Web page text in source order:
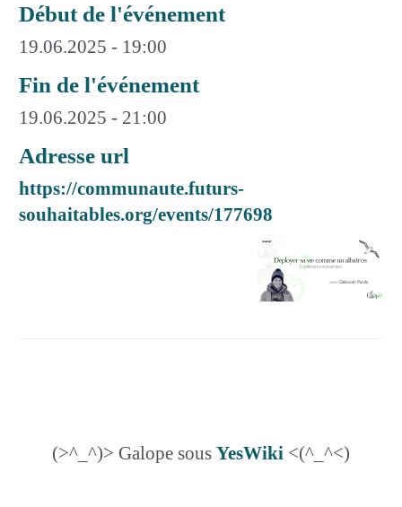
Début de l'événement
19.06.2025 - 19:00
Fin de l'événement
19.06.2025 - 21:00
Adresse url
https://communaute.futurs-
souhaitables.org/events/177698
(>^_^)> Galope sous YesWiki <(^_^<)